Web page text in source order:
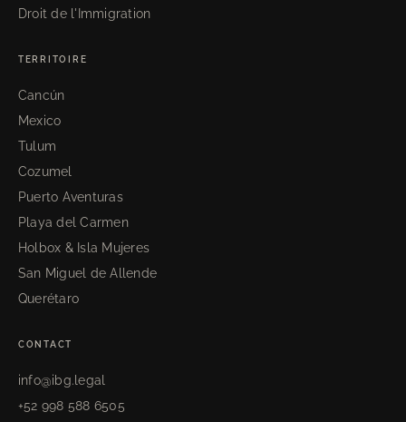
Droit de l'Immigration
TERRITOIRE
Cancún
Mexico
Tulum
Cozumel
Puerto Aventuras
Playa del Carmen
Holbox & Isla Mujeres
San Miguel de Allende
Querétaro
CONTACT
info@ibg.legal
+52 998 588 6505